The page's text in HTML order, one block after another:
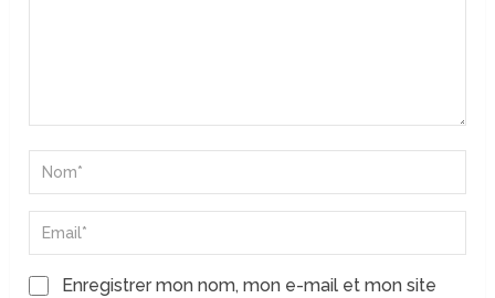
Enregistrer mon nom, mon e-mail et mon site